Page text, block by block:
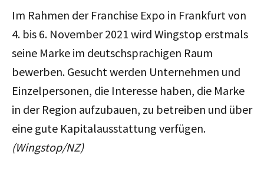
Im Rahmen der Franchise Expo in Frankfurt von
4. bis 6. November 2021 wird Wingstop erstmals
seine Marke im deutschsprachigen Raum
bewerben. Gesucht werden Unternehmen und
Einzelpersonen, die Interesse haben, die Marke
in der Region aufzubauen, zu betreiben und über
eine gute Kapitalausstattung verfügen.
(Wingstop/NZ)